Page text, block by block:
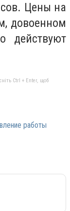
Цены на
довоенном
действуют
Ctrl + Enter, щоб
работы